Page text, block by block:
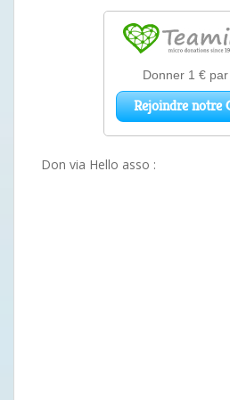
Don via Hello asso :